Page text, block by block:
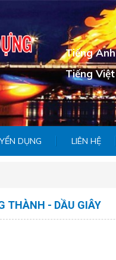
Tiếng Anh
Tiếng Việt
DỤNG LIÊN HỆ
THÀNH - DẦU GIÂY